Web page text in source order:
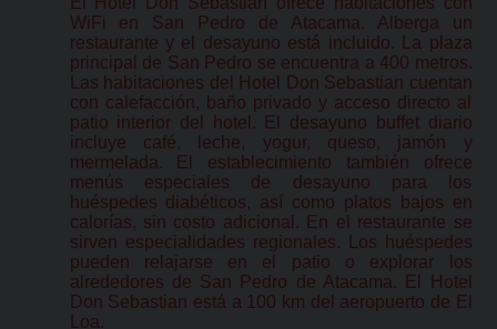
WiFi en San Pedro de Atacama. Alberga un
restaurante y el desayuno está incluido. La plaza
principal de San Pedro se encuentra a 400 metros.
Las habitaciones del Hotel Don Sebastian cuentan
con calefacción, baño privado y acceso directo al
patio interior del hotel. El desayuno buffet diario
incluye café, leche, yogur, queso, jamón y
mermelada. El establecimiento también ofrece
menús especiales de desayuno para los
huéspedes diabéticos, así como platos bajos en
calorías, sin costo adicional. En el restaurante se
sirven especialidades regionales. Los huéspedes
pueden relajarse en el patio o explorar los
alrededores de San Pedro de Atacama. El Hotel
Don Sebastian está a 100 km del aeropuerto de El
Loa.